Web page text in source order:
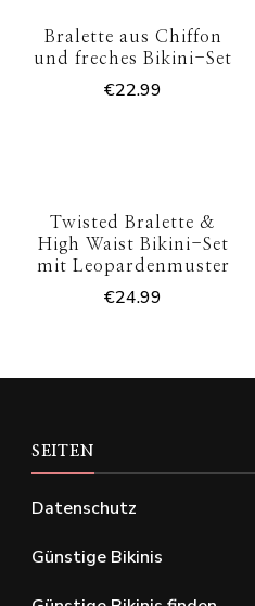
Bralette aus Chiffon
und freches Bikini-Set
€22.99
Twisted Bralette &
High Waist Bikini-Set
mit Leopardenmuster
€24.99
SEITEN
Datenschutz
Günstige Bikinis